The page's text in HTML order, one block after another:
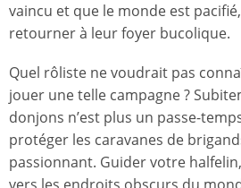
vaincu et que le monde est
retourner à leur foyer bucolique.
Quel rôliste ne voudrait pas
jouer une telle campagne ?
donjons n’est plus un passe-
protéger les caravanes de
passionnant. Guider votre